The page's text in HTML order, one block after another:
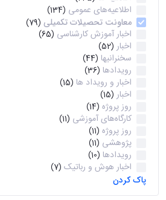
اطلاعیه‌های عمومی (134)
معاونت تحصیلات تکمیلی (79)
اخبار آموزش کارشناسی (65)
اخبار (52)
سخنرانیها (44)
رویدادها (36)
اخبار و رویداد ها (15)
اخبار (15)
روز پروژه (14)
کارگاه‌های آموزشی (11)
روز پروژه (11)
پژوهشی (11)
رویدادها (10)
اخبار هوش و رباتیک (7)
پاک کردن